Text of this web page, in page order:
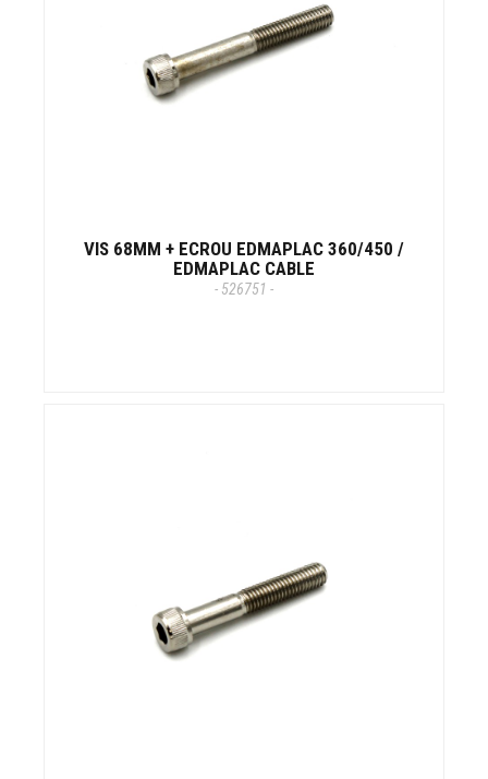
VIS 68MM + ECROU EDMAPLAC 360/450 /
EDMAPLAC CABLE
- 526751 -